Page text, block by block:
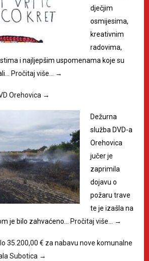
dječjim
osmijesima,
kreativnim
radovima,
i najljepšim uspomenama koje su
Pročitaj više… →
Orehovica →
Dežurna
služba DVD-a
Orehovica
jučer je
zaprimila
dojavu o
požaru trave
te je izašla na
je bilo zahvaćeno… Pročitaj više… →
35.200,00 € za nabavu nove komunalne
Subotica →